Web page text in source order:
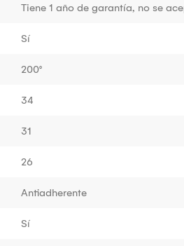
Tiene 1 año de garantía, no se
Sí
200°
34
31
26
Antiadherente
Sí